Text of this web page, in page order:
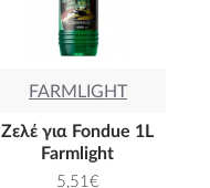
FARMLIGHT
Ζελέ για Fondue 1L
Farmlight
5,51€